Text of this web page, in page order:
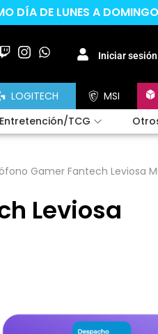
DÍA DE LUNES A DOMINGO
Iniciar sesión
LOGITECH MSI
Entretención/TCG
Gamer Fantech Leviosa
Leviosa